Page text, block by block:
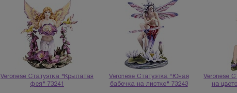
Veronese Статуэтка "Крылатая
фея" 73241
Veronese Статуэтка "Юная
бабочка на листке" 73243
Veronese
на